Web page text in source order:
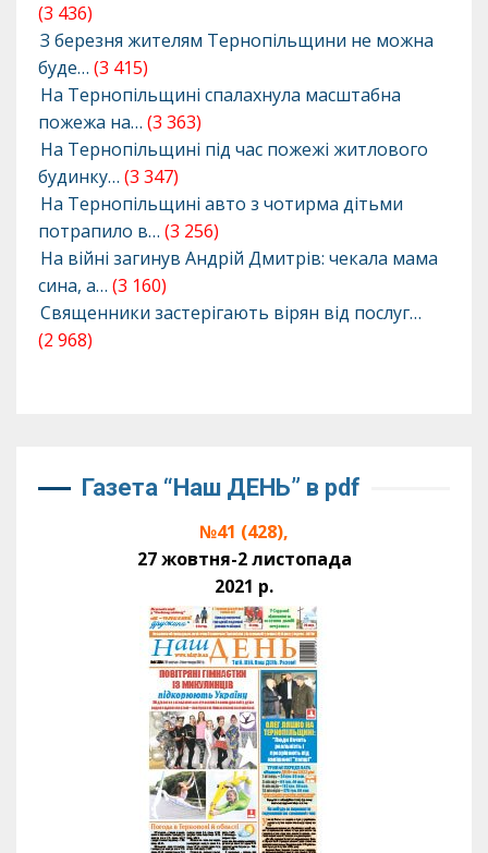
(3 436)
З березня жителям Тернопільщини не можна
буде… (3 415)
На Тернопільщині спалахнула масштабна
пожежа на… (3 363)
На Тернопільщині під час пожежі житлового
будинку… (3 347)
На Тернопільщині авто з чотирма дітьми
потрапило в… (3 256)
На війні загинув Андрій Дмитрів: чекала мама
сина, а… (3 160)
Священники застерігають вірян від послуг…
(2 968)
Газета “Наш ДЕНЬ” в pdf
№41 (428),
27 жовтня-2 листопада
2021 р.